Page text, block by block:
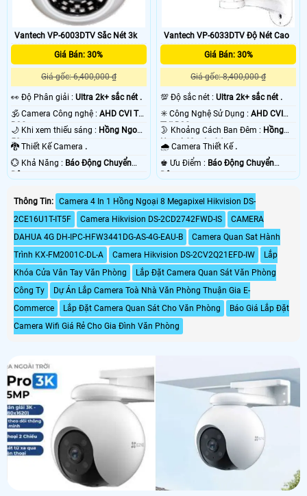
Vantech VP-6003DTV Sắc Nét 3k
Giá Bán: 30%
Giá gốc: 6,400,000 ₫
️👀 Độ Phân giải : Ultra 2k+ sắc nét .
🕉️ Camera Công nghệ : AHD CVI TVI
BCS.
🌙 Khi xem thiếu sáng : Hồng Ngoại
50m .🐉️ Thiết Kế Camera .
️💮 Khả Năng : Báo Động Chuyển
Động.
Vantech VP-6033DTV Độ Nét Cao
Giá Bán: 30%
Giá gốc: 8,400,000 ₫
💯 Độ sắc nét :Ultra 2k+ sắc nét .
✳️ Công Nghệ Sử Dụng :AHD CVI
TVI BCS.
🌛 Khoảng Cách Ban Đêm : Hồng
Ngoại 60m Led Array.
🌧️ Camera Thiết Kế .
️♚ Ưu Điểm : Báo Động Chuyển
Động.
Thông Tin: Camera 4 In 1 Hồng Ngoại 8 Megapixel Hikvision DS-
2CE16U1T-IT5F
Camera Hikvision DS-2CD2742FWD-IS
CAMERA
DAHUA 4G DH-IPC-HFW3441DG-AS-4G-EAU-B
Camera Quan Sat Hành
Trình KX-FM2001C-DL-A
Camera Hikvision DS-2CV2Q21EFD-IW
Lắp
Khóa Cửa Vân Tay Văn Phòng
Lắp Đặt Camera Quan Sát Văn Phòng
Công Ty
Dự Án Lắp Camera Toà Nhà Văn Phòng Thuận Gia E-
Commerce
Lắp Đặt Camera Quan Sát Cho Văn Phòng
Báo Giá Lắp Đặt
Camera Wifi Giá Rẻ Cho Gia Đình Văn Phòng